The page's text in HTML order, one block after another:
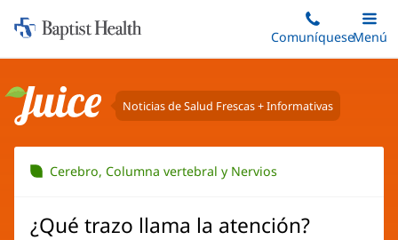
al
principal
Iniciar:
Baptist
ComuníqueseMenú
Juice Noticias de Salud Frescas + Informativas
Cerebro, Columna vertebral y Nervios
¿Qué trazo llama la atención?